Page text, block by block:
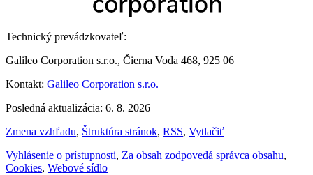
Technický prevádzkovateľ:
Galileo Corporation s.r.o., Čierna Voda 468, 925 06
Kontakt: Galileo Corporation s.r.o.
Posledná aktualizácia: 6. 8. 2026
Zmena vzhľadu, Štruktúra stránok, RSS, Vytlačiť
Vyhlásenie o prístupnosti, Za obsah zodpovedá správca obsahu,
Cookies, Webové sídlo